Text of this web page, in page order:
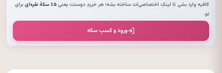
کافیه وارد بشی تا لینکِ اختصاصی‌ات ساخته بشه؛ هر خریدِ دوستت یعنی۵٪ سکهٔ نقره‌ای
برای
تو.
ورود و کسبِ سکه